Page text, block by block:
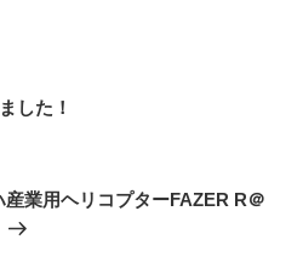
した！
業用ヘリコプターFAZER R＠